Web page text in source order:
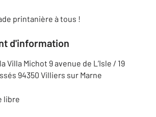
printanière à tous !
d'information
Villa Michot 9 avenue de L’Isle / 19
94350 Villiers sur Marne
libre